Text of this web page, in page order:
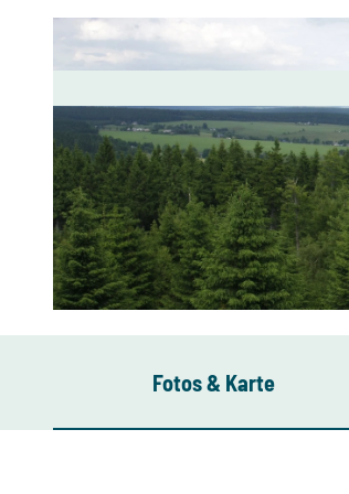
Fotos & Karte